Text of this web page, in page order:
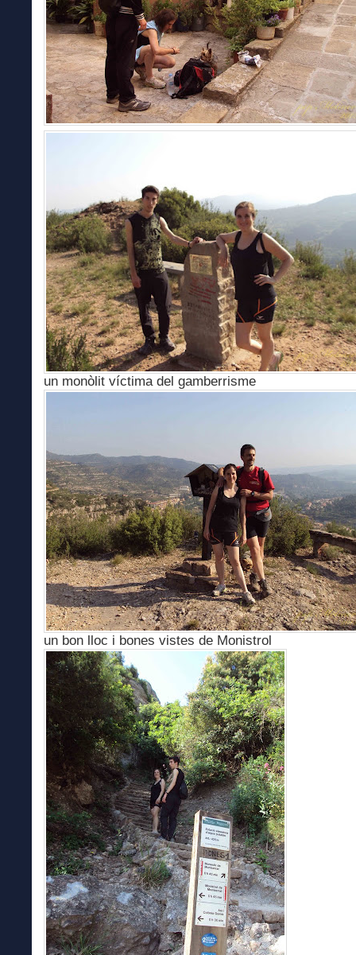
un monòlit víctima del gamberrisme
un bon lloc i bones vistes de Monistrol